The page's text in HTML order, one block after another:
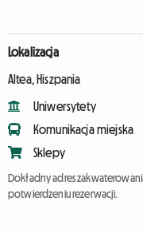
Lokalizacja
Altea, Hiszpania
Uniwersytety
Komunikacja miejska
Sklepy
Dokładny adres
potwierdzeniu rezerwacji.